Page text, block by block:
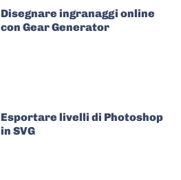
Disegnare ingranaggi online
con Gear Generator
Esportare livelli di Photoshop
in SVG